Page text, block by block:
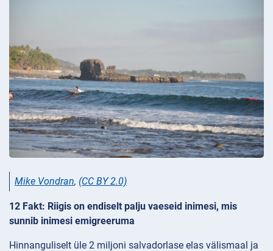
Mike Vondran, (CC BY 2.0)
12 Fakt: Riigis on endiselt palju vaeseid inimesi, mis
sunnib inimesi emigreeruma
Hinnanguliselt üle 2 miljoni salvadorlase elas välismaal ja